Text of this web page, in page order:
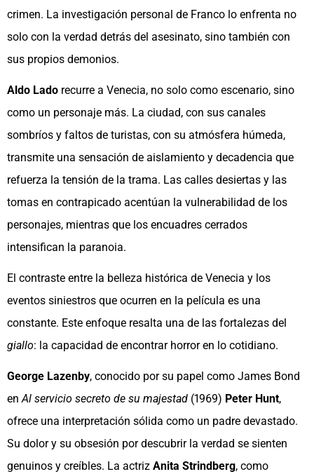
crimen. La investigación personal de Franco lo enfrenta no
solo con la verdad detrás del asesinato, sino también con
sus propios demonios.
Aldo Lado recurre a Venecia, no solo como escenario, sino
como un personaje más. La ciudad, con sus canales
sombríos y faltos de turistas, con su atmósfera húmeda,
transmite una sensación de aislamiento y decadencia que
refuerza la tensión de la trama. Las calles desiertas y las
tomas en contrapicado acentúan la vulnerabilidad de los
personajes, mientras que los encuadres cerrados
intensifican la paranoia.
El contraste entre la belleza histórica de Venecia y los
eventos siniestros que ocurren en la película es una
constante. Este enfoque resalta una de las fortalezas del
giallo: la capacidad de encontrar horror en lo cotidiano.
George Lazenby, conocido por su papel como James Bond
enAl servicio secreto de su majestad (1969) Peter Hunt,
ofrece una interpretación sólida como un padre devastado.
Su dolor y su obsesión por descubrir la verdad se sienten
genuinos y creíbles. La actriz Anita Strindberg, como